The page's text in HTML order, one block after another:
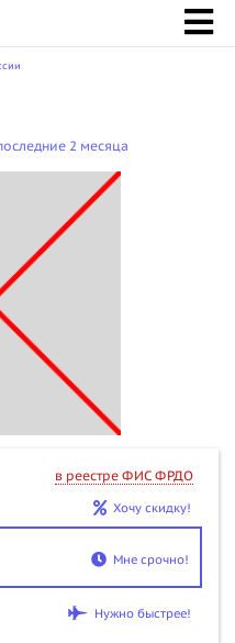
2 месяца
в реестре ФИС ФРДО
Хочу скидку!
Мне срочно!
Нужно быстрее!